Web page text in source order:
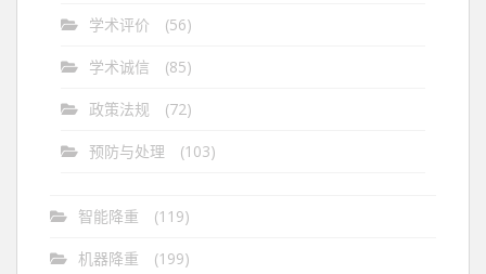
学术评价 (56)
学术诚信 (85)
政策法规 (72)
预防与处理 (103)
智能降重 (119)
机器降重 (199)